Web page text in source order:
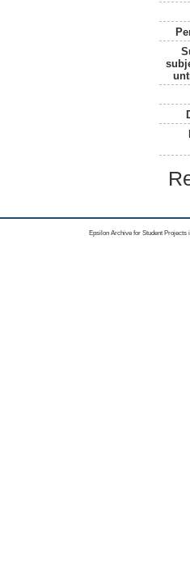
Epsilon Archive for Student Projects